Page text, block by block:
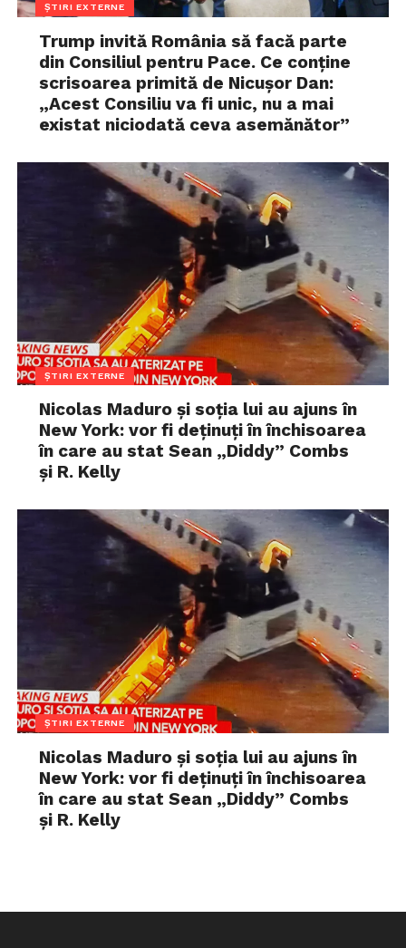
ȘTIRI EXTERNE
Trump invită România să facă parte
din Consiliul pentru Pace. Ce conține
scrisoarea primită de Nicușor Dan:
„Acest Consiliu va fi unic, nu a mai
existat niciodată ceva asemănător”
ȘTIRI EXTERNE
Nicolas Maduro și soția lui au ajuns în
New York: vor fi deținuți în închisoarea
în care au stat Sean „Diddy” Combs
și R. Kelly
ȘTIRI EXTERNE
Nicolas Maduro și soția lui au ajuns în
New York: vor fi deținuți în închisoarea
în care au stat Sean „Diddy” Combs
și R. Kelly